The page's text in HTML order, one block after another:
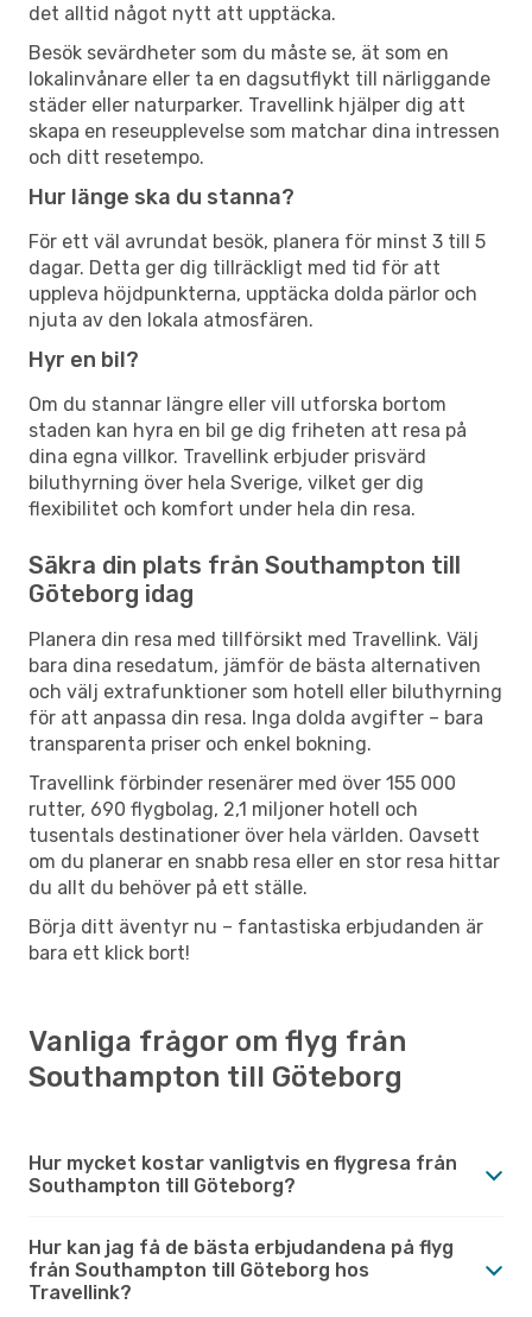
det alltid något nytt att upptäcka.
Besök sevärdheter som du måste se, ät som en
lokalinvånare eller ta en dagsutflykt till närliggande
städer eller naturparker. Travellink hjälper dig att
skapa en reseupplevelse som matchar dina intressen
och ditt resetempo.
Hur länge ska du stanna?
För ett väl avrundat besök, planera för minst 3 till 5
dagar. Detta ger dig tillräckligt med tid för att
uppleva höjdpunkterna, upptäcka dolda pärlor och
njuta av den lokala atmosfären.
Hyr en bil?
Om du stannar längre eller vill utforska bortom
staden kan hyra en bil ge dig friheten att resa på
dina egna villkor. Travellink erbjuder prisvärd
biluthyrning över hela Sverige, vilket ger dig
flexibilitet och komfort under hela din resa.
Säkra din plats från Southampton till
Göteborg idag
Planera din resa med tillförsikt med Travellink. Välj
bara dina resedatum, jämför de bästa alternativen
och välj extrafunktioner som hotell eller biluthyrning
för att anpassa din resa. Inga dolda avgifter – bara
transparenta priser och enkel bokning.
Travellink förbinder resenärer med över 155 000
rutter, 690 flygbolag, 2,1 miljoner hotell och
tusentals destinationer över hela världen. Oavsett
om du planerar en snabb resa eller en stor resa hittar
du allt du behöver på ett ställe.
Börja ditt äventyr nu – fantastiska erbjudanden är
bara ett klick bort!
Vanliga frågor om flyg från
Southampton till Göteborg
Hur mycket kostar vanligtvis en flygresa från
Southampton till Göteborg?
Hur kan jag få de bästa erbjudandena på flyg
från Southampton till Göteborg hos
Travellink?